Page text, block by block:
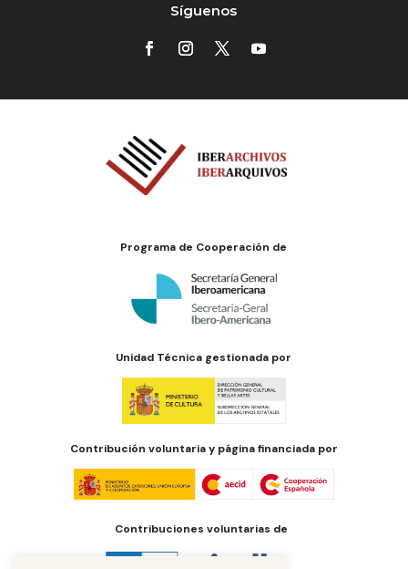
Síguenos
Programa de Cooperación de
Unidad Técnica gestionada por
Contribución voluntaria y página financiada por
Contribuciones voluntarias de